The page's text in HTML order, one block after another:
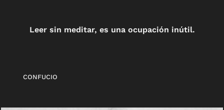
Leer sin meditar, es una ocupación inútil.
CONFUCIO